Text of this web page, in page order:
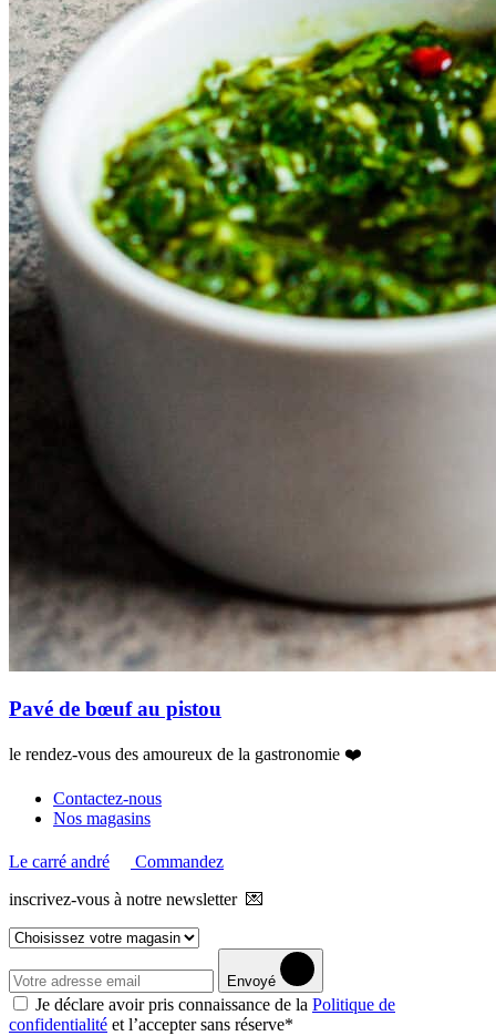
Pavé de bœuf au pistou
le rendez-vous des amoureux de la gastronomie ❤️
Contactez-nous
Nos magasins
Le carré andré
Commandez
inscrivez-vous à notre newsletter 💌
Envoyé
Je déclare avoir pris connaissance de la Politique de
confidentialité et l’accepter sans réserve*